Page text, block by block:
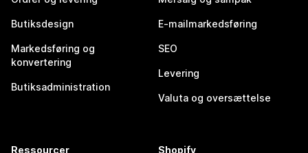
Butiksdesign
Markedsføring og
konvertering
Butiksadministration
E-mailmarkedsføring
SEO
Levering
Valuta og oversættelse
Ressourcer Shopify